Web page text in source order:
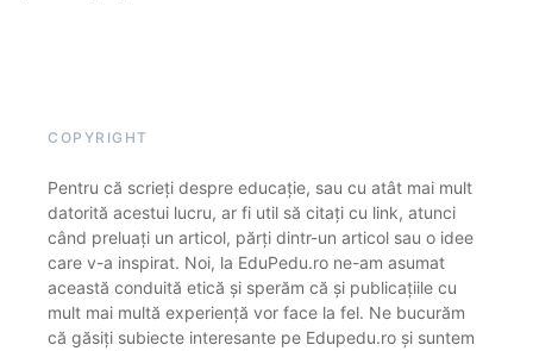
COPYRIGHT
Pentru că scrieți despre educație, sau cu atât mai mult
datorită acestui lucru, ar fi util să citați cu link, atunci
când preluați un articol, părți dintr-un articol sau o idee
care v-a inspirat. Noi, la EduPedu.ro ne-am asumat
această conduită etică și sperăm că și publicațiile cu
mult mai multă experiență vor face la fel. Ne bucurăm
că găsiți subiecte interesante pe Edupedu.ro și suntem